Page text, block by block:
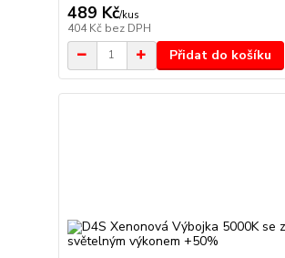
489 Kč/kus
404 Kč bez DPH
Přidat do košíku